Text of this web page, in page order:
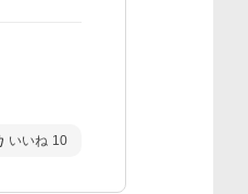
いいね 10